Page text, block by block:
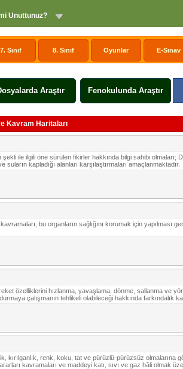
Unuttunuz?
7. Sınıf 8. Sınıf Oyunlar E-Sınav
Araştır Fenokulunda Araştır
Kavram Haritaları
ile ilgili öne sürülen fikirler hakkında bilgi sahibi olmaları;
kapladığı alanları karşılaştırmaları amaçlanmaktadır.
bu organların sağlığını korumak için yapılması
özelliklerini hızlanma, yavaşlama, dönme, sallanma ve
çalışmanın tehlikeli olabileceği hakkında farkındalık
kırılganlık, renk, koku, tat ve pürüzlü-pürüzsüz olmalarına
kavramaları ve maddeyi katı, sıvı ve gaz hâli olmak